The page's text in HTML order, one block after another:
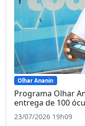
Olhar Ananin
Programa Olhar
entrega de 100
23/07/2026 19h09